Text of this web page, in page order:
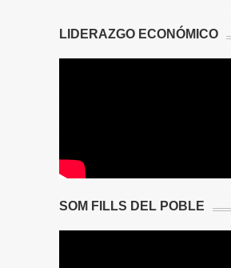
LIDERAZGO ECONÓMICO
SOM FILLS DEL POBLE